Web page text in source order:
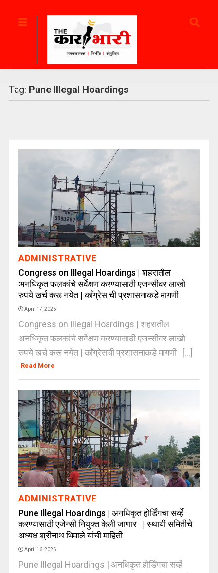
Tag: Pune Illegal Hoardings
ADMINISTRATIVE
Congress on Illegal Hoardings | शहरातील
अनधिकृत फलकांचे सर्वेक्षण करण्यासाठी एजन्सीवर लाखो
रुपये खर्च करू नयेत | कॉंग्रेस ची प्रशासनाकडे मागणी
April 17, 2026
Congress on Illegal Hoardings | शहरातील
अनधिकृत फलकांचे सर्वेक्षण करण्यासाठी एजन्सीवर लाखो
रुपये खर्च करू नयेत | कॉंग्रेसची प्रशासनाकडे मागणी [...]
Read More
ADMINISTRATIVE
Pune Illegal Hoardings | अनधिकृत होर्डिंगचा सर्व्हे
करण्यासाठी एजेन्सी नियुक्त केली जाणार | स्थायी समितीचे
अध्यक्ष श्रीनाथ भिमाले यांची माहिती
April 16, 2026
Pune Illegal Hoardings | अनधिकृत होर्डिंगचा सर्व्हे